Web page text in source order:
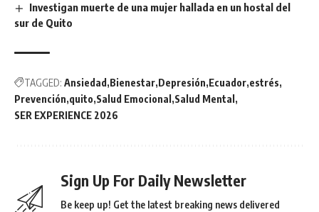
Investigan muerte de una mujer hallada en un hostal del
sur de Quito
TAGGED: Ansiedad Bienestar Depresión Ecuador estrés
Prevención quito Salud Emocional Salud Mental
SER EXPERIENCE 2026
Sign Up For Daily Newsletter
Be keep up! Get the latest breaking news delivered